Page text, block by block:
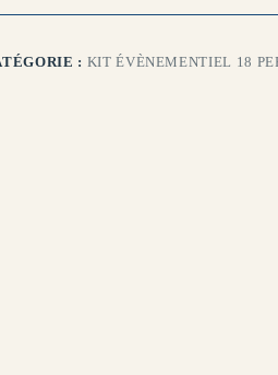
: KIT ÉVÈNEMENTIEL 18